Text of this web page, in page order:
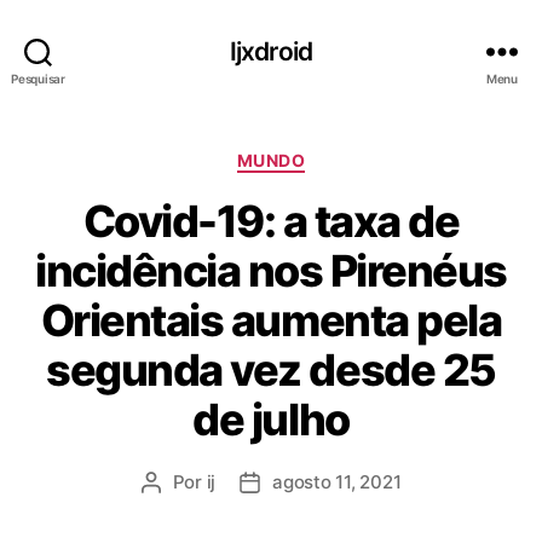
Pesquisar
Ijxdroid
Menu
C
t
e
g
o
r
i
a
MUNDO
Covid-19: a taxa de
incidência nos Pirenéus
Orientais aumenta pela
segunda vez desde 25
de julho
A Por ij
D agosto 11, 2021